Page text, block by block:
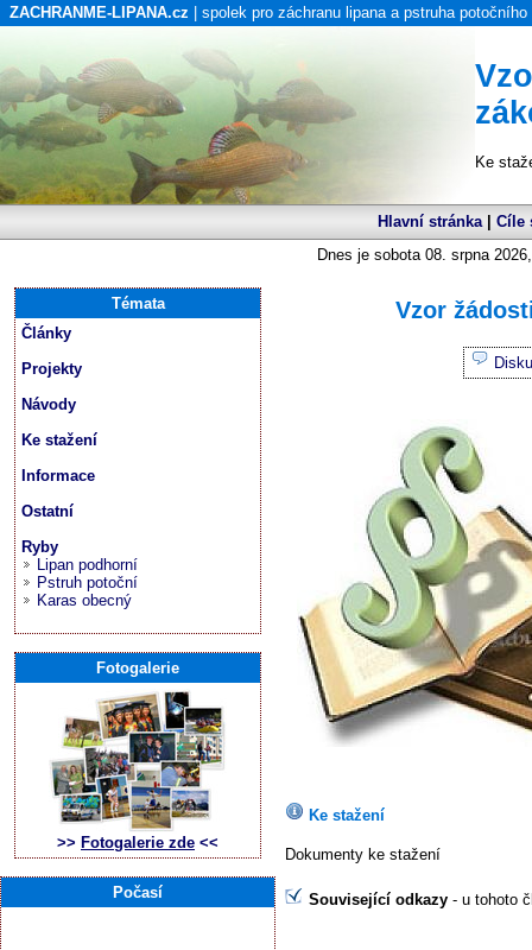
ZACHRANME-LIPANA.cz | spolek pro záchranu lipana a pstruha potočního
Ke
Hlavní stránka| Cíle
Dnes je sobota 08. srpna
Vzor
Ke stažení
Dokumenty ke stažení
Související odkazy - u tohoto
Témata
Články
Projekty
Návody
Ke stažení
Informace
Ostatní
Ryby
Lipan podhorní
Pstruh potoční
Karas obecný
Fotogalerie
>> Fotogalerie zde <<
Počasí